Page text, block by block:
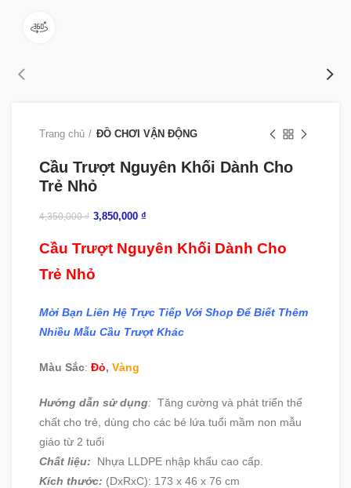
Trang chủ ĐỒ CHƠI VẬN ĐỘNG
Cầu Trượt Nguyên Khối Dành Cho
Trẻ Nhỏ
4,350,000₫ 3,850,000 ₫
Cầu Trượt Nguyên Khối Dành Cho
Trẻ Nhỏ
Mời Bạn Liên Hệ Trực Tiếp Với Shop Để Biết Thêm
Nhiều Mẫu Cầu Trượt Khác
Màu Sắc: Đỏ, Vàng
Hướng dẫn sử dụng: Tăng cường và phát triển thể
chất cho trẻ, dùng cho các bé lứa tuổi mầm non mẫu
giáo từ 2 tuổi
Chất liệu: Nhựa LLDPE nhập khẩu cao cấp.
Kích thước: (DxRxC): 173 x 46 x 76 cm